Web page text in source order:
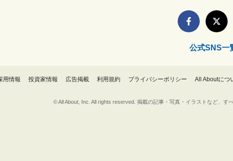
公式SNS一
用情報 投資家情報 広告掲載 利用規約 プライバシーポリシー All Aboutにつ
© All About, Inc. All rights reserved. 掲載の記事・写真・イラストなど、